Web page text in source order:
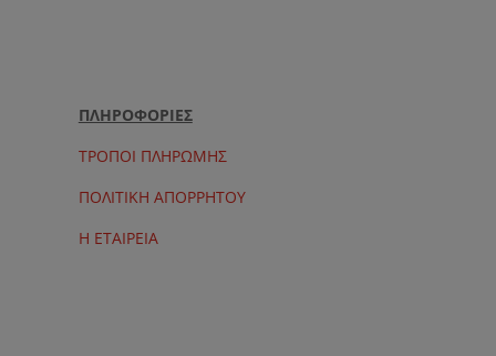
ΠΛΗΡΟΦΟΡΙΕΣ
ΤΡΟΠΟΙ ΠΛΗΡΩΜΗΣ
ΠΟΛΙΤΙΚΗ ΑΠΟΡΡΗΤΟΥ
Η ΕΤΑΙΡΕΙΑ